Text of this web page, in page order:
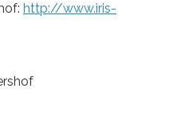
http://www.iris-